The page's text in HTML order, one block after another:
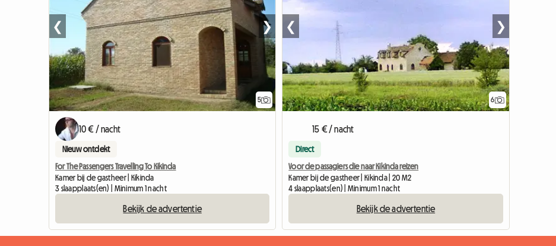
5
❮ ❯
10 € / nacht
Nieuw ontdekt
For The Passengers Travelling To Kikinda
Kamer bij de gastheer | Kikinda
3 slaapplaats(en) | Minimum 1 nacht
Bekijk de advertentie
6
❮ ❯
15 € / nacht
Direct
Voor de passagiers die naar Kikinda reizen
Kamer bij de gastheer | Kikinda | 20 M2
4 slaapplaats(en) | Minimum 1 nacht
Bekijk de advertentie